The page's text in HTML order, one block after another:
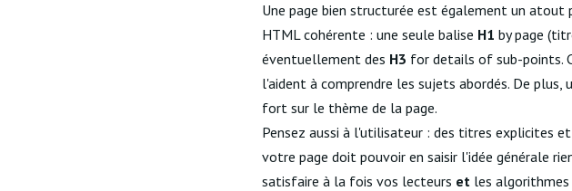
Une page bien structurée est également un atout
HTML cohérente : une seule balise H1 by page
éventuellement des H3 for details of sub-points.
l'aident à comprendre les sujets abordés. De
fort sur le thème de la page.
Pensez aussi à l'utilisateur : des titres explicites
votre page doit pouvoir en saisir l'idée générale
satisfaire à la fois vos lecteurs et les algorithmes